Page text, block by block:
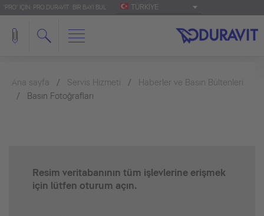
'PRO' IÇIN: PRO.DURAVIT BIR BAYI BUL TÜRKIYE
Ana sayfa Servis Hizmeti
Haberler ve Basın Bültenleri
Basın Fotoğrafları
Resim veritabanının tüm işlevlerine erişmek
için lütfen oturum açın.